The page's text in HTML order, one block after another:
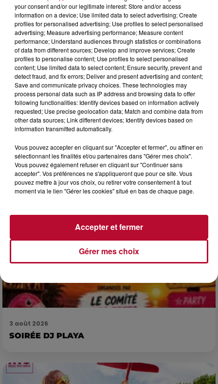
4 août 2026
HÉRAULT, PYRÉNÉES-ORIENTALES : TROIS
SPOTS DE SNORKELING À EXPLORER...
Pas besoin de bouteilles de plongée lourdes ni de diplômes
complexes pour observer la vie sous-marine. Cet été, un
masque, un tuba et une paire de palmes...
3 août 2026
SOIRÉE DJ PLAYA
your consent and/or our legitimate interest: Store and/or access
information on a device; Use limited data to select advertising; Create
profiles for personalised advertising; Use profiles to select personalised
advertising; Measure advertising performance; Measure content
performance; Understand audiences through statistics or combinations
of data from different sources; Develop and improve services; Create
profiles to personalise content; Use profiles to select personalised
content; Use limited data to select content; Ensure security, prevent and
detect fraud, and fix errors; Deliver and present advertising and content;
Save and communicate privacy choices. These technologies may
process personal data such as IP address and browsing data to offer
following functionalities: Identify devices based on information actively
requested; Use precise geolocation data; Match and combine data from
other data sources; Link different devices; Identify devices based on
information transmitted automatically.
Vous pouvez accepter en cliquant sur "Accepter et fermer", ou affiner en
sélectionnant les finalités et/ou partenaires dans "Gérer mes choix".
Vous pouvez également refuser en cliquant sur "Continuer sans
accepter". Vos préférences ne s'appliqueront que pour ce site. Vous
pouvez mettre à jour vos choix, ou retirer votre consentement à tout
moment via le lien "Gérer les cookies" situé en bas de chaque page.
Gérer mes choix
Accepter et fermer